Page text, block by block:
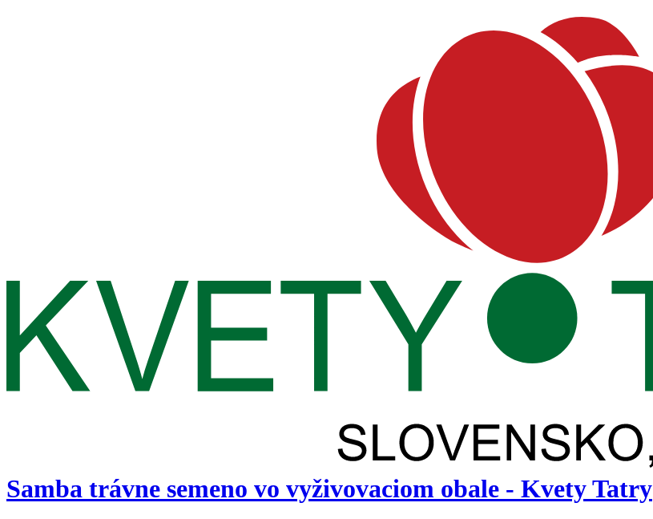
Samba trávne semeno vo vyživovaciom obale - Kvety Tatry